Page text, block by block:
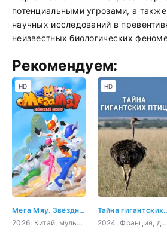
потенциальными угрозами, а
научных исследований в
неизвестных биологических
Рекомендуем:
Мега Мяу. Звёздный дозор
2026, Китай, мультфильм, детский, приключения, фантастика
HD
Тайна
2024, Франция, документальный
HD